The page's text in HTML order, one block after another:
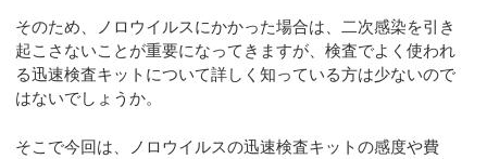
そのため、ノロウイルスにかかった場合は、二次感染を引き
起こさないことが重要になってきますが、検査でよく使われ
る迅速検査キットについて詳しく知っている方は少ないので
はないでしょうか。
そこで今回は、ノロウイルスの迅速検査キットの感度や費